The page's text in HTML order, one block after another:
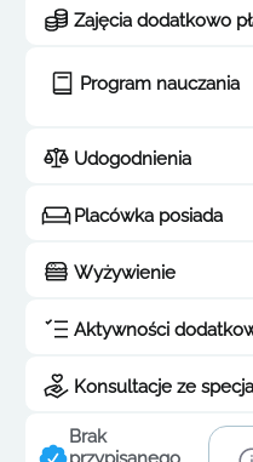
Zajęcia dodatkowo
Program nauczania
Udogodnienia
Placówka posiada
Wyżywienie
Aktywności
Konsultacje ze
Brak